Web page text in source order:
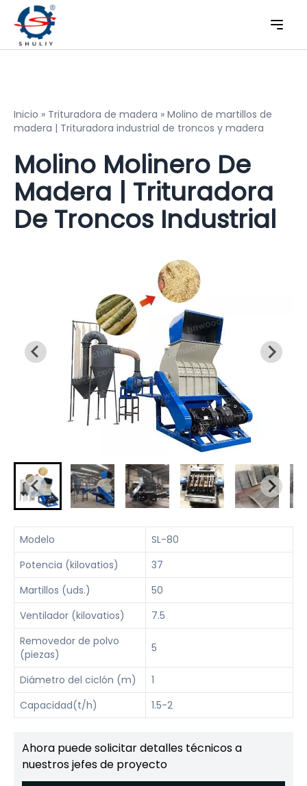
Inicio » Trituradora de madera » Molino de martillos de
madera | Trituradora industrial de troncos y madera
Molino Molinero De
Madera | Trituradora
De Troncos Industrial
Modelo
SL-80
Potencia (kilovatios)
37
Martillos (uds.)
50
Ventilador (kilovatios)
7.5
Removedor de polvo
(piezas)
5
Diámetro del ciclón (m)
1
Capacidad(t/h)
1.5-2
Ahora puede solicitar detalles técnicos a
nuestros jefes de proyecto